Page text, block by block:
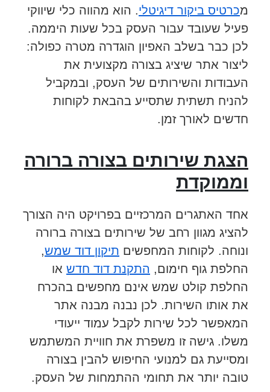
מכרטיס ביקור דיגיטלי. הוא מהווה כלי שיווקי
פעיל שעובד עבור העסק בכל שעות היממה.
לכן כבר בשלב האפיון הוגדרה מטרה כפולה:
ליצור אתר שיציג בצורה מקצועית את
העבודות והשירותים של העסק, ובמקביל
להניח תשתית שתסייע בהבאת לקוחות
חדשים לאורך זמן.
הצגת שירותים בצורה ברורה
וממוקדת
אחד האתגרים המרכזיים בפרויקט היה הצורך
להציג מגוון רחב של שירותים בצורה ברורה
ונוחה. לקוחות המחפשים תיקון דוד שמש,
החלפת גוף חימום, התקנת דוד חדש או
החלפת קולט שמש אינם מחפשים בהכרח
את אותו השירות. לכן נבנה מבנה אתר
המאפשר לכל שירות לקבל עמוד ייעודי
משלו. גישה זו משפרת את חוויית המשתמש
ומסייעת גם למנועי החיפוש להבין בצורה
טובה יותר את תחומי ההתמחות של העסק.